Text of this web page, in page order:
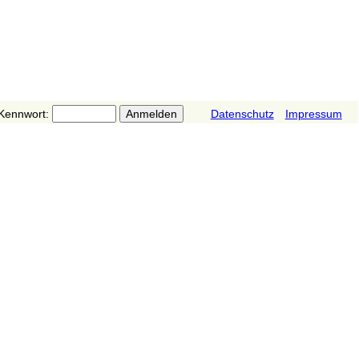
Datenschutz Impressum